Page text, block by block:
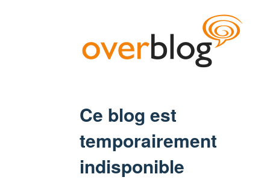
Ce blog est
temporairement
indisponible